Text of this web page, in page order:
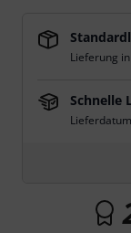
Lieferung
Schnelle